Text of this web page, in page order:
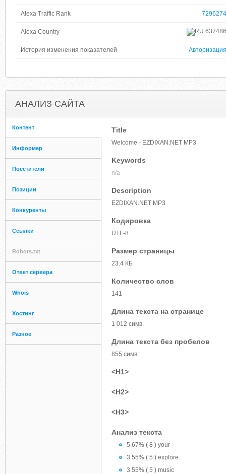
Alexa Traffic Rank 7296274
Alexa Country 637486
История изменения показателей Авторизация
АНАЛИЗ САЙТА
Контент
Информер
Посетители
Позиции
Конкуренты
Ссылки
Robots.txt
Ответ сервера
Whois
Хостинг
Разное
Title
Welcome - EZDIXAN.NET MP3
Keywords
n/a
Description
EZDIXAN.NET MP3
Кодировка
UTF-8
Размер страницы
23.4 КБ
Количество слов
141
Длина текста на странице
1 012 симв.
Длина текста без пробелов
855 симв.
<H1>
<H2>
<H3>
Анализ текста
5.67% ( 8 ) your
3.55% ( 5 ) explore
3.55% ( 5 ) music